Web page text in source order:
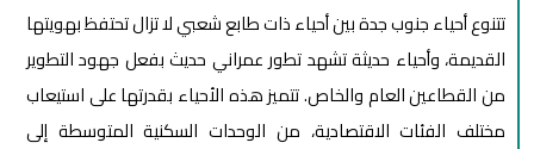
تتنوع أحياء جنوب جدة بين أحياء ذات طابع شعبي لا تزال تحتفظ بهويتها
القديمة، وأحياء حديثة تشهد تطور عمراني حديث بفعل جهود التطوير
من القطاعين العام والخاص. تتميز هذه الأحياء بقدرتها على استيعاب
مختلف الفئات الاقتصادية، من الوحدات السكنية المتوسطة إلى